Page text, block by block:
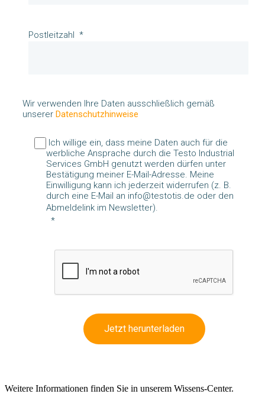
Postleitzahl
Wir verwenden Ihre Daten ausschließlich gemäß
unserer Datenschutzhinweise
Ich willige ein, dass meine Daten auch für die
werbliche Ansprache durch die Testo Industrial
Services GmbH genutzt werden dürfen unter
Bestätigung meiner E-Mail-Adresse. Meine
Einwilligung kann ich jederzeit widerrufen (z. B.
durch eine E-Mail an info@testotis.de oder den
Abmeldelink im Newsletter).
Jetzt herunterladen
Weitere Informationen finden Sie in unserem Wissens-Center.